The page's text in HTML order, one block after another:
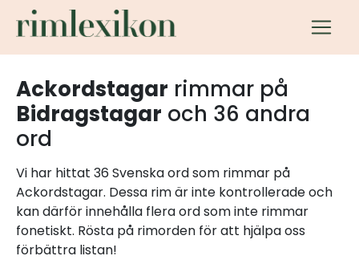
Ackordstagar rimmar på
Bidragstagar och 36 andra
ord
Vi har hittat 36 Svenska ord som rimmar på
Ackordstagar. Dessa rim är inte kontrollerade och
kan därför innehålla flera ord som inte rimmar
fonetiskt. Rösta på rimorden för att hjälpa oss
förbättra listan!